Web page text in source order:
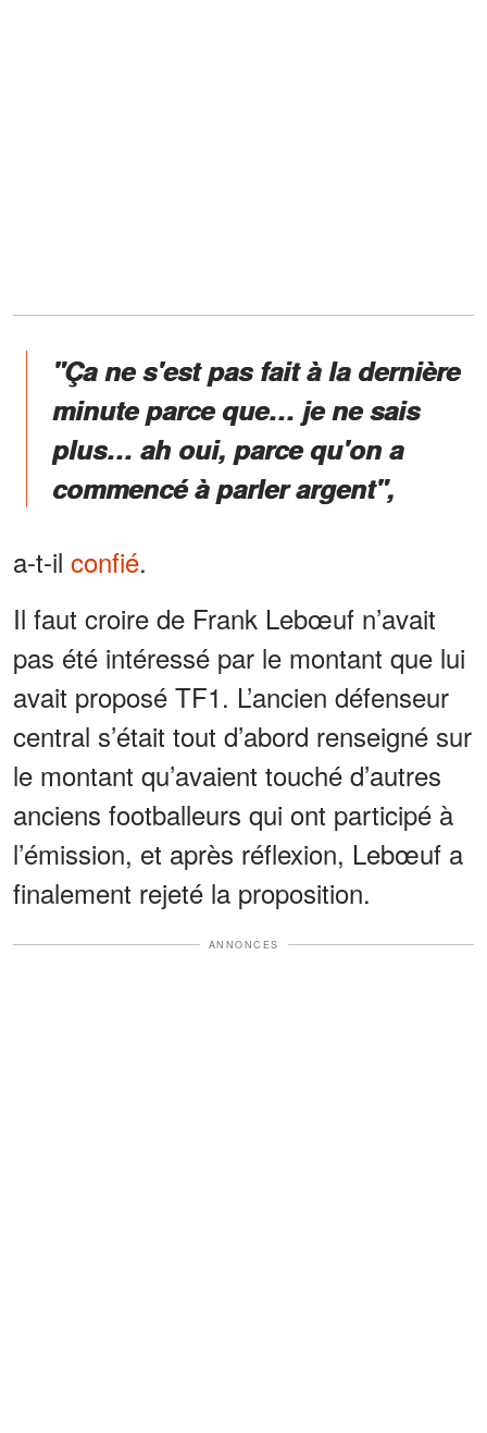
"Ça ne s'est pas fait à la dernière
minute parce que… je ne sais
plus… ah oui, parce qu'on a
commencé à parler argent",
a-t-il confié.
Il faut croire de Frank Lebœuf n’avait
pas été intéressé par le montant que lui
avait proposé TF1. L’ancien défenseur
central s’était tout d’abord renseigné sur
le montant qu’avaient touché d’autres
anciens footballeurs qui ont participé à
l’émission, et après réflexion, Lebœuf a
finalement rejeté la proposition.
ANNONCES